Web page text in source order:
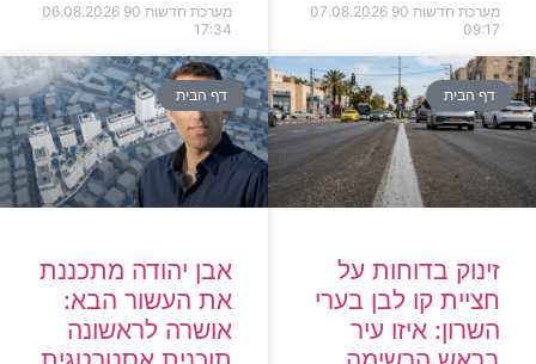
מערכת חדשות 90
07.08.2026
09:17
מערכת חדשות 90
06.08.2026
17:34
דף הבית
זינוק בדוחות על
חציית קו לבן בערי
השרון: איזו עיר
דף הבית
אבן יהודה מתכננת
את העשור הבא:
אושרה לראשונה